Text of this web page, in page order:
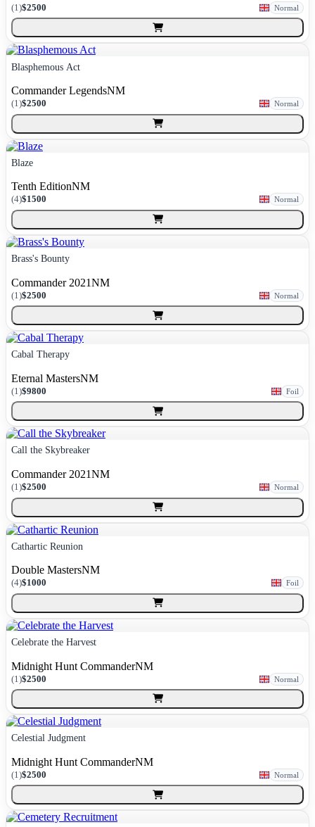
(1)$2500 Normal
Blasphemous Act
Commander LegendsNM
(1)$2500 Normal
Blaze
Tenth EditionNM
(4)$1500 Normal
Brass's Bounty
Commander 2021NM
(1)$2500 Normal
Cabal Therapy
Eternal MastersNM
(1)$9800 Foil
Call the Skybreaker
Commander 2021NM
(1)$2500 Normal
Cathartic Reunion
Double MastersNM
(4)$1000 Foil
Celebrate the Harvest
Midnight Hunt CommanderNM
(1)$2500 Normal
Celestial Judgment
Midnight Hunt CommanderNM
(1)$2500 Normal